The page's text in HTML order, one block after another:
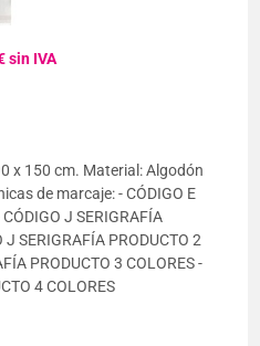
sin IVA
x 150 cm. Material: Algodón
de marcaje: - CÓDIGO E
J SERIGRAFÍA
J SERIGRAFÍA PRODUCTO 2
PRODUCTO 3 COLORES -
4 COLORES